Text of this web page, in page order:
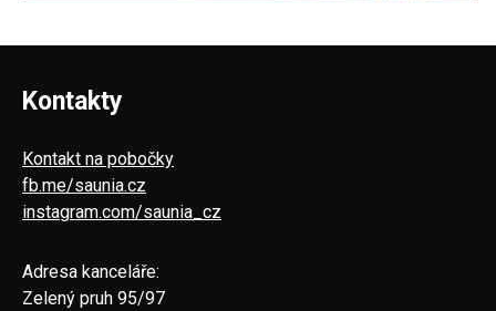
Kontakty
Kontakt na pobočky
fb.me/saunia.cz
instagram.com/saunia_cz
Adresa kanceláře:
Zelený pruh 95/97